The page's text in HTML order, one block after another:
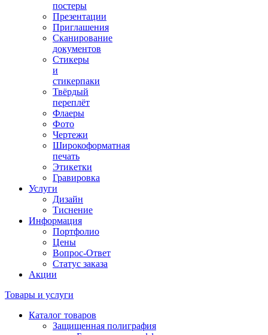
постеры
Презентации
Приглашения
Сканирование
документов
Стикеры
и
стикерпаки
Твёрдый
переплёт
Флаеры
Фото
Чертежи
Широкоформатная
печать
Этикетки
Гравировка
Услуги
Дизайн
Тиснение
Информация
Портфолио
Цены
Вопрос-Ответ
Статус заказа
Акции
Товары и услуги
Каталог товаров
Защищенная полиграфия